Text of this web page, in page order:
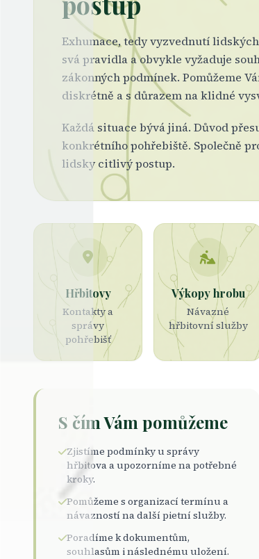
Exhumace, tedy vyzvednutí
svá pravidla a obvykle vyžaduje
zákonných podmínek. Pomůžeme
diskrétně a s důrazem na klidné
Každá situace bývá jiná. Důvod
konkrétního pohřebiště. Společně
lidsky citlivý postup.
Hřbitovy
Kontakty a
správy
pohřebišť
Výkopy hrobu
Návazné
hřbitovní služby
S čím Vám pomůžeme
Zjistíme podmínky u správy
hřbitova a upozorníme na potřebné
kroky.
Pomůžeme s organizací termínu a
návazností na další pietní služby.
Poradíme k dokumentům,
souhlasům i následnému uložení.